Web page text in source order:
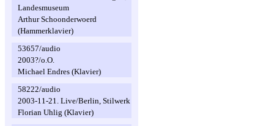
Landesmuseum
Arthur Schoonderwoerd
(Hammerklavier)
53657/audio
2003?/o.O.
Michael Endres (Klavier)
58222/audio
2003-11-21. Live/Berlin, Stilwerk
Florian Uhlig (Klavier)